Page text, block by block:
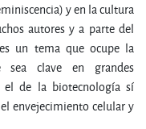
y en la cultura
autores y a parte del
un tema que ocupe la
sea clave en grandes
el de la biotecnología sí
envejecimiento celular y